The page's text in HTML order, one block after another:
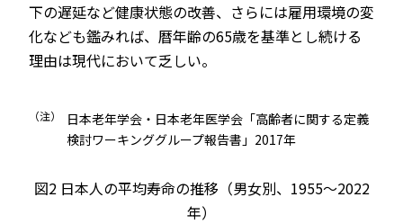
下の遅延など健康状態の改善、さらには雇用環境の変
化なども鑑みれば、暦年齢の65歳を基準とし続ける
理由は現代において乏しい。
（注）
日本老年学会・日本老年医学会「高齢者に関する定義
検討ワーキンググループ報告書」2017年
図2 日本人の平均寿命の推移（男女別、1955～2022
年）